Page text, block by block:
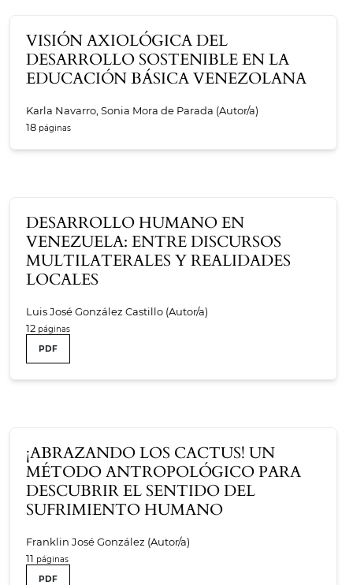
VISIÓN AXIOLÓGICA DEL
DESARROLLO SOSTENIBLE EN LA
EDUCACIÓN BÁSICA VENEZOLANA
Karla Navarro, Sonia Mora de Parada (Autor/a)
18
DESARROLLO HUMANO EN
VENEZUELA: ENTRE DISCURSOS
MULTILATERALES Y REALIDADES
LOCALES
Luis José González Castillo (Autor/a)
12
PDF
¡ABRAZANDO LOS CACTUS! UN
MÉTODO ANTROPOLÓGICO PARA
DESCUBRIR EL SENTIDO DEL
SUFRIMIENTO HUMANO
Franklin José González (Autor/a)
11
PDF